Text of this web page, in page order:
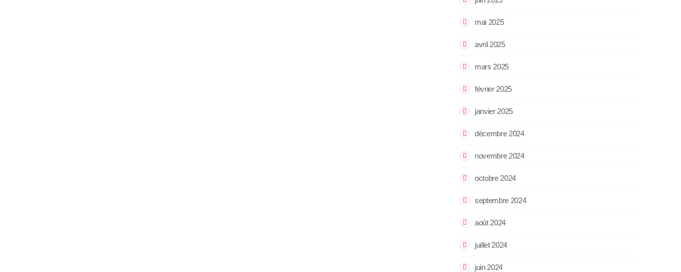
mai 2025
avril 2025
mars 2025
février 2025
janvier 2025
décembre 2024
novembre 2024
octobre 2024
septembre 2024
août 2024
juillet 2024
juin 2024